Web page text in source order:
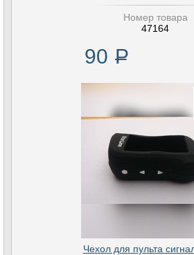
Номер товара
47164
90 Р
Чехол для пульта